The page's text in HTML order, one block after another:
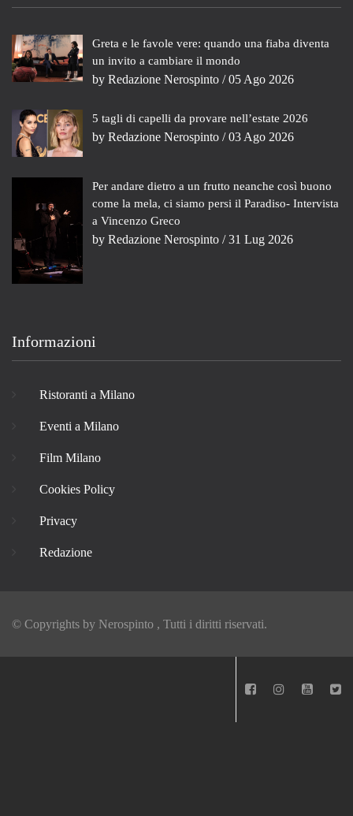
Greta e le favole vere: quando una fiaba diventa
un invito a cambiare il mondo
by Redazione Nerospinto / 05 Ago 2026
5 tagli di capelli da provare nell’estate 2026
by Redazione Nerospinto / 03 Ago 2026
Per andare dietro a un frutto neanche così buono
come la mela, ci siamo persi il Paradiso- Intervista
a Vincenzo Greco
by Redazione Nerospinto / 31 Lug 2026
Informazioni
Ristoranti a Milano
Eventi a Milano
Film Milano
Cookies Policy
Privacy
Redazione
© Copyrights by Nerospinto , Tutti i diritti riservati.